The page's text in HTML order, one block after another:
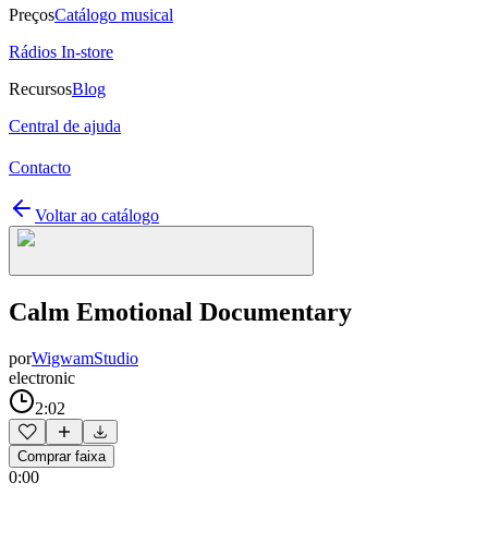
PreçosCatálogo musical
Rádios In-store
RecursosBlog
Central de ajuda
Contacto
Voltar ao catálogo
Calm Emotional Documentary
porWigwamStudio
electronic
2:02
Comprar faixa
0:00